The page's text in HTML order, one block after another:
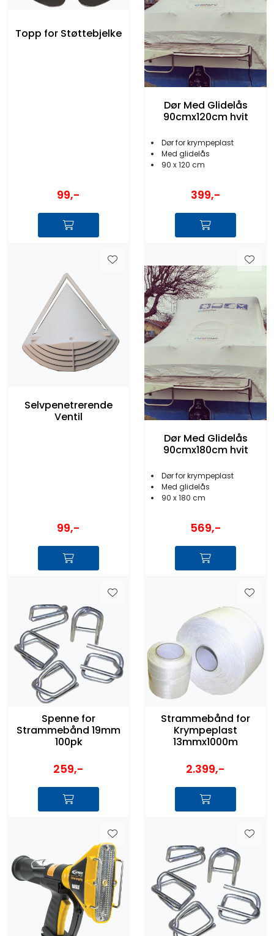
Topp for Støttebjelke
99,-
Dør Med Glidelås
90cmx120cm hvit
Dør for krympeplast
Med glidelås
90 x 120 cm
399,-
Selvpenetrerende
Ventil
99,-
Dør Med Glidelås
90cmx180cm hvit
Dør for krympeplast
Med glidelås
90 x 180 cm
569,-
Spenne for
Strammebånd 19mm
100pk
259,-
Strammebånd for
Krympeplast
13mmx1000m
2.399,-